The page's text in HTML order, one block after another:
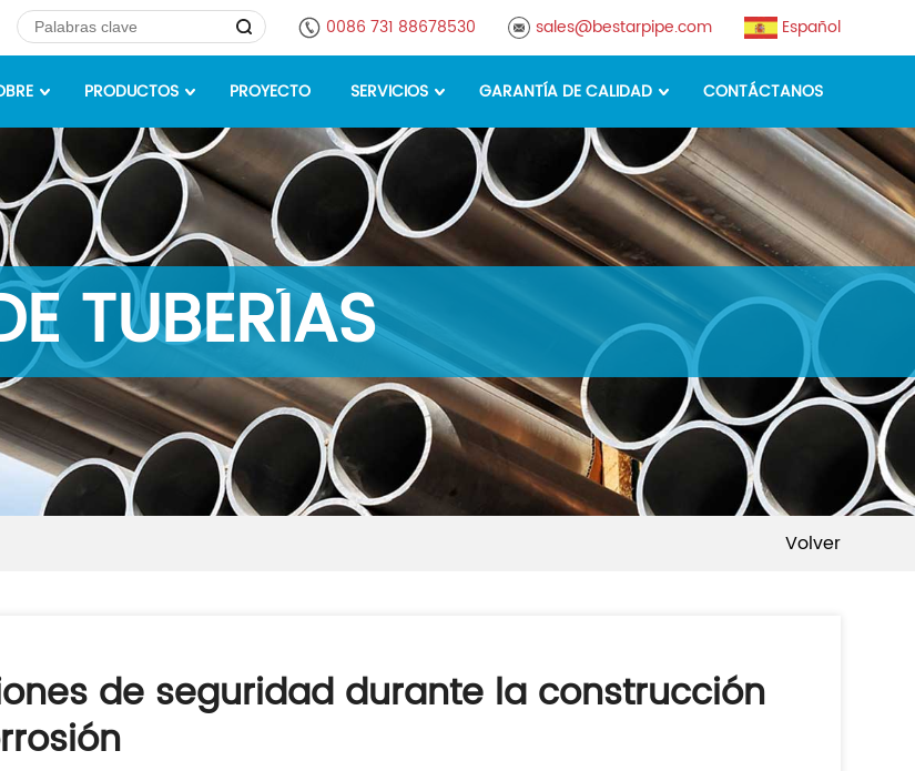
0086 731 88678530 sales@bestarpipe.com Español
PRODUCTOS PROYECTO SERVICIOS GARANTÍA DE CALIDAD CONTÁCTANOS
TUBERÍAS
Volver
de seguridad durante la construcción